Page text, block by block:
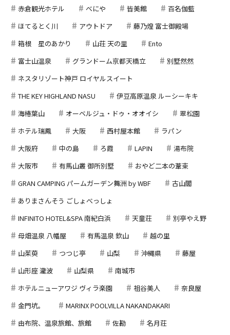
赤倉観光ホテル
べにや 皆美館
百名伽藍
ほてるとく川
アウトドア
藤乃煌 富士御殿場
箱根 星のあかり
山荘 天の里
Ento
富士山温泉
グランドーム京都天橋立
別墅然然
ネスタリゾート神戸 ロイヤルスイート
THE KEY HIGHLAND NASU
伊豆高原温泉 ルーシーキキ
海椿葉山
オーベルジュ・ドゥ・オオイシ
翠松園
ホテル瑞鳳
大阪 西村屋本館
ラパン
大阪府
中の島 ろ霞 LAPIN
湯布院
大阪市
有馬山叢 御所別墅
おやど二本の葦束
GRAN CAMPING パームガーデン舞洲 by WBF
古山閣
ありまさんそう ごしょべっしょ
INFINITO HOTEL&SPA 南紀白浜
天童荘
別亭やえ野
母畑温泉 八幡屋
有馬温泉 欽山
越の里
山茱萸
つつじ亭 山梨 沖縄県
藤屋
山形座 瀧波
山梨県
南城市
ホテルニューアワジ ヴィラ楽園
祖谷美人
奈良屋
金門坑。
MARINX POOLVILLA NAKANDAKARI
由布院、温泉旅館、旅館
佐勘
名月荘